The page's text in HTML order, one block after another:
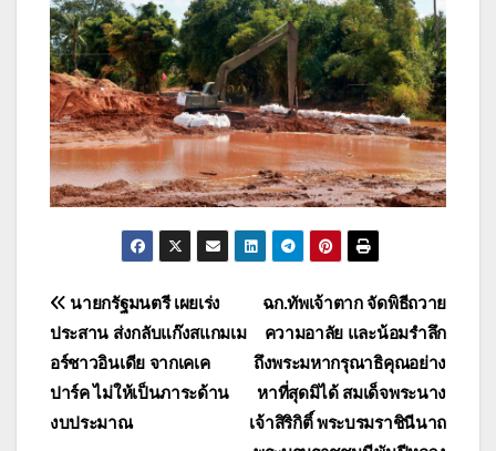
แนะแนว
เรื่อง
ฉก.ทัพเจ้าตาก จัดพิธีถวาย
ความอาลัย และน้อมรำลึก
ถึงพระมหากรุณาธิคุณอย่าง
หาที่สุดมิได้ สมเด็จพระนาง
เจ้าสิริกิติ์ พระบรมราชินีนาถ
นายกรัฐมนตรี เผยเร่ง
ประสาน ส่งกลับแก๊งสแกมเม
อร์ชาวอินเดีย จากเคเค
ปาร์ค ไม่ให้เป็นภาระด้าน
งบประมาณ